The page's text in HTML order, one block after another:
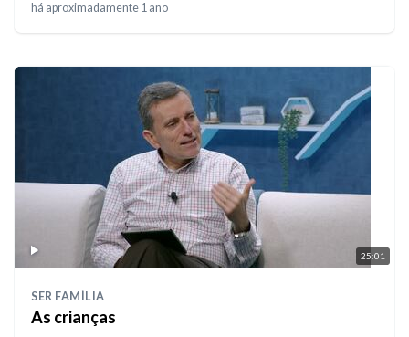
há aproximadamente 1 ano
25:01
SER FAMÍLIA
As crianças